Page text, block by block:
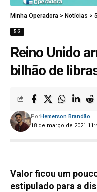
Minha Operadora > Notícias >
5G
Reino Unido
bilhão de
18 de março de 2021
PorHemerson Brandão
Valor ficou um
estipulado para a